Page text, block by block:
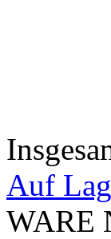
Auf
WARE